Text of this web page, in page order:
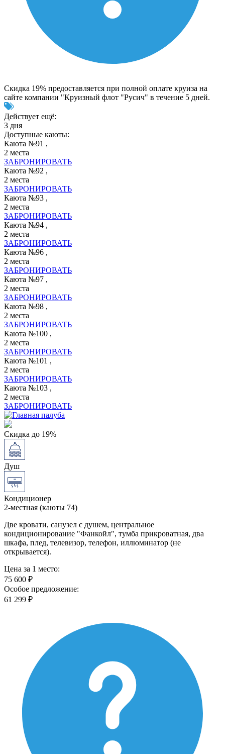
Скидка 19% предоставляется при полной оплате круиза на
сайте компании "Круизный флот "Русич" в течение 5 дней.
Действует ещё:
3 дня
Доступные каюты:
Каюта №91 ,
2 места
ЗАБРОНИРОВАТЬ
Каюта №92 ,
2 места
ЗАБРОНИРОВАТЬ
Каюта №93 ,
2 места
ЗАБРОНИРОВАТЬ
Каюта №94 ,
2 места
ЗАБРОНИРОВАТЬ
Каюта №96 ,
2 места
ЗАБРОНИРОВАТЬ
Каюта №97 ,
2 места
ЗАБРОНИРОВАТЬ
Каюта №98 ,
2 места
ЗАБРОНИРОВАТЬ
Каюта №100 ,
2 места
ЗАБРОНИРОВАТЬ
Каюта №101 ,
2 места
ЗАБРОНИРОВАТЬ
Каюта №103 ,
2 места
ЗАБРОНИРОВАТЬ
Скидка до 19%
Душ
Кондиционер
2-местная (каюты 74)
Две кровати, санузел с душем, центральное
кондиционирование "Фанкойл", тумба прикроватная, два
шкафа, плед, телевизор, телефон, иллюминатор (не
открывается).
Цена за 1 место:
75 600 ₽
Особое предложение:
61 299 ₽